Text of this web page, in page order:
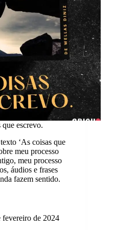
escrevo.
‘As coisas que
meu processo
meu processo
áudios e frases
fazem sentido.
fevereiro de 2024